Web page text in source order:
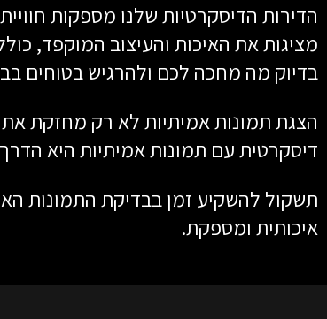
הדירות הדיסקרטיות שלנו מספקות
מציגות את האיכות והעיצוב המוקפד,
בדיוק מה מחכה לכם ולהרגיש בטוחים
הצגת תמונות אמיתיות לא רק מחזקת
דיסקרטית עם תמונות אמיתיות היא
תשקול להשקיע זמן בבדיקת התמונות
איכותית ומספקת.